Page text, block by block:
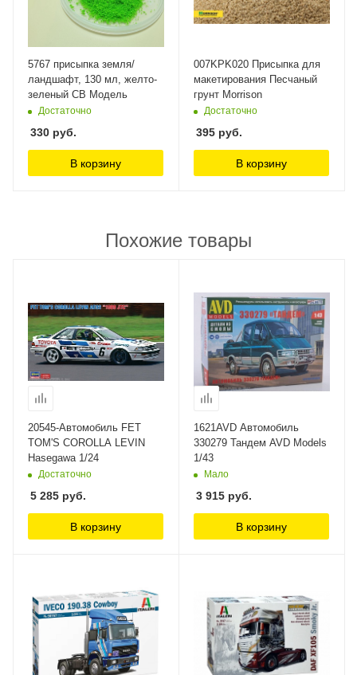
5767 присыпка земля/
ландшафт, 130 мл, желто-
зеленый СВ Модель
Достаточно
330 руб.
В корзину
007KPK020 Присыпка для
макетирования Песчаный
грунт Morrison
Достаточно
395 руб.
В корзину
Похожие товары
20545-Автомобиль FET
TOM'S COROLLA LEVIN
Hasegawa 1/24
Достаточно
5 285 руб.
В корзину
1621AVD Автомобиль
330279 Тандем AVD Models
1/43
Мало
3 915 руб.
В корзину